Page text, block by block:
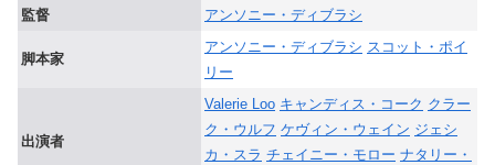
監督 アンソニー・ディブラシ
脚本家
アンソニー・ディブラシ スコット・ポイ
リー
出演者
Valerie Loo キャンディス・コーク クラー
ク・ウルフ ケヴィン・ウェイン ジェシ
カ・スラ チェイニー・モロー ナタリー・